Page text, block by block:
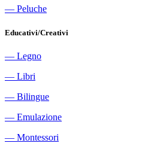
― Peluche
Educativi/Creativi
― Legno
― Libri
― Bilingue
― Emulazione
― Montessori